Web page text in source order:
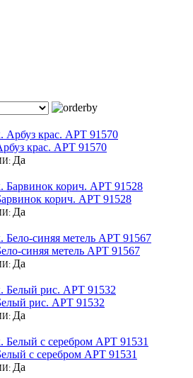
крас. АРТ 91570
Да
корич. АРТ 91528
Да
синяя метель АРТ 91567
Да
рис. АРТ 91532
Да
с серебром АРТ 91531
Да